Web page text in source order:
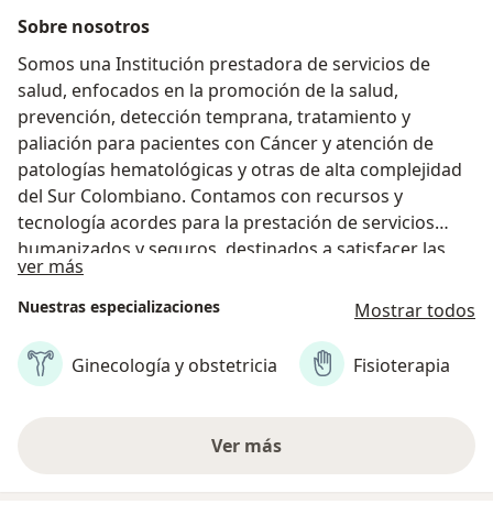
Sobre nosotros
Somos una Institución prestadora de servicios de
salud, enfocados en la promoción de la salud,
prevención, detección temprana, tratamiento y
paliación para pacientes con Cáncer y atención de
patologías hematológicas y otras de alta complejidad
del Sur Colombiano. Contamos con recursos y
tecnología acordes para la prestación de servicios
humanizados y seguros, destinados a satisfacer las
necesidades de los usuarios, con altos niveles de
calidad.
ver más
Nuestras especializaciones Mostrar todos
Ginecología y obstetricia Fisioterapia
Ver más